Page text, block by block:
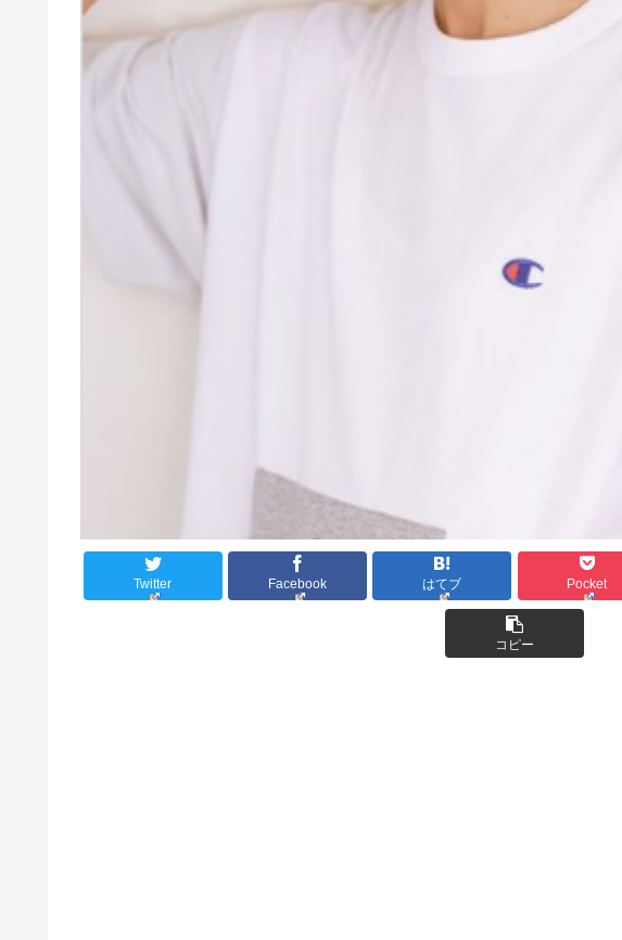
Twitter Facebook はてブ Pocket
コピー